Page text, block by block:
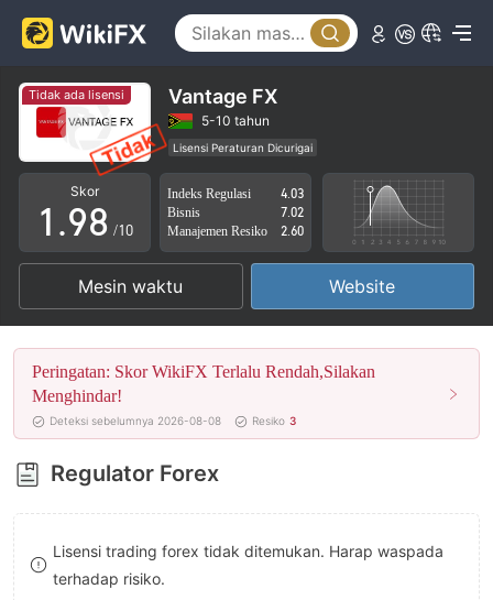
Tidak ada lisensi Vantage FX
5-10 tahun
Lisensi Peraturan Dicurigai
Lingkup Bisnis Mencurigakan
Potensi risiko tinggi
Skor
0
1
2
3
4
5
6
7
8
9
.
5
6
7
8
9
4
5
6
7
8
9
/10
Indeks Regulasi
4.03
Bisnis
7.02
Manajemen Resiko
2.60
Mesin waktu Website
Peringatan: Skor WikiFX Terlalu Rendah,Silakan
Menghindar!
Deteksi sebelumnya 2026-08-08 Resiko 3
Regulator Forex
Lisensi trading forex tidak ditemukan. Harap waspada
terhadap risiko.